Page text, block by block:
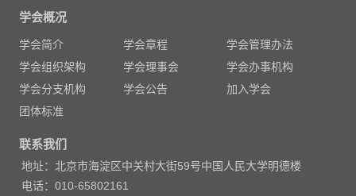
学会概况
学会简介 学会章程
学会管理办法
学会组织架构
学会理事会
学会办事机构
学会分支机构
学会公告
加入学会
团体标准
联系我们
地址：北京市海淀区中关村大街59号中国人民大学明德楼
电话：010-65802161